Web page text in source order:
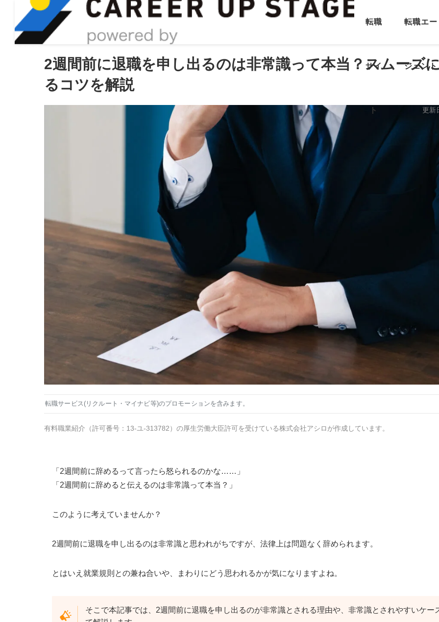
転職
サイ
ト
転職エー
ジェント
2週間前に退職を申し出るのは非常識って本当？スムーズ
るコツを解説
更新
転職サービス(リクルート・マイナビ等)のプロモーションを含みます。
有料職業紹介 （許可番号：13-ユ-313782）の厚生労働大臣許可を受けている株式会社アシロが作成しています。
「 2週間前に辞めるって言ったら怒られるのかな…… 」
「 2週間前に辞めると伝えるのは非常識って本当？」
このように考えていませんか？
2週間前に退職を申し出るのは非常識と思われがちですが、法律上は問題なく辞められます。
とはいえ就業規則との兼ね合いや、まわりにどう思われるかが気になりますよね。
そこで本記事では、 2週間前に退職を申し出るのが非常識とされる理由や、非常識とされやすいケー